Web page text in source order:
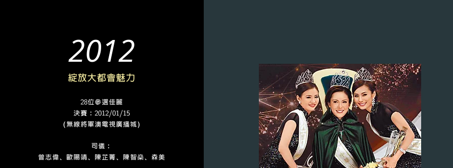
2012
綻放大都會魅力
28位參選佳麗
決賽﹕2012/01/15
（無線將軍澳電視廣播城）
司儀﹕
曾志偉、歐陽靖、陳芷菁、陳智燊、森美